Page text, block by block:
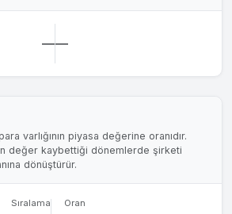
——
varlığının piyasa değerine oranıdır.
değer kaybettiği dönemlerde şirketi
dönüştürür.
Sıralama Oran